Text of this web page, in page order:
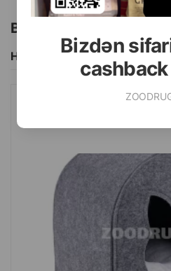
Bizdən
Bu brendin başqa
Hamısını Gör